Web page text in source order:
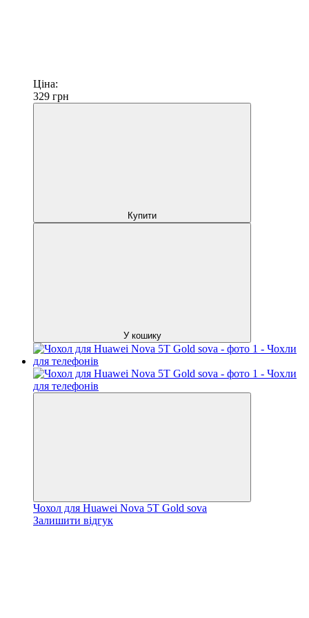
Ціна:
329 грн
Купити
У кошику
Чохол для Huawei Nova 5T Gold sova
Залишити відгук